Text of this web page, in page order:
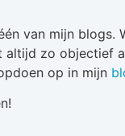
van mijn blogs.
altijd zo objectief
op in mijn